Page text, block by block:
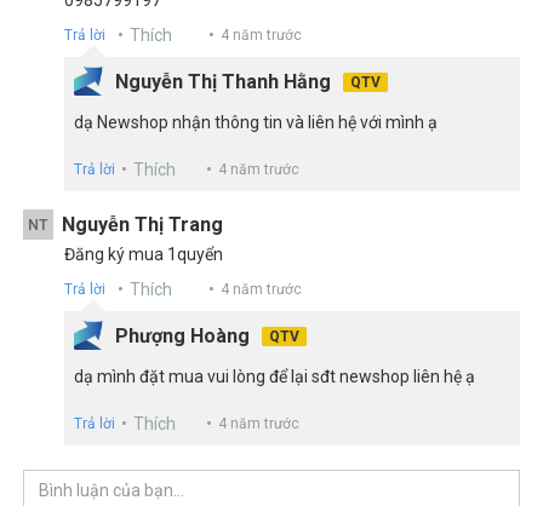
Trả lời Thích 4 năm trước
Nguyễn Thị Thanh Hằng QTV
dạ Newshop nhận thông tin và liên hệ với mình ạ
Trả lời Thích 4 năm trước
NT Nguyễn Thị Trang
Đăng ký mua 1quyển
Trả lời Thích 4 năm trước
Phượng Hoàng QTV
dạ mình đặt mua vui lòng để lại sđt newshop liên hệ ạ
Trả lời Thích 4 năm trước